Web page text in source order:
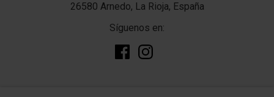
26580 Arnedo, La Rioja, España
Síguenos en: